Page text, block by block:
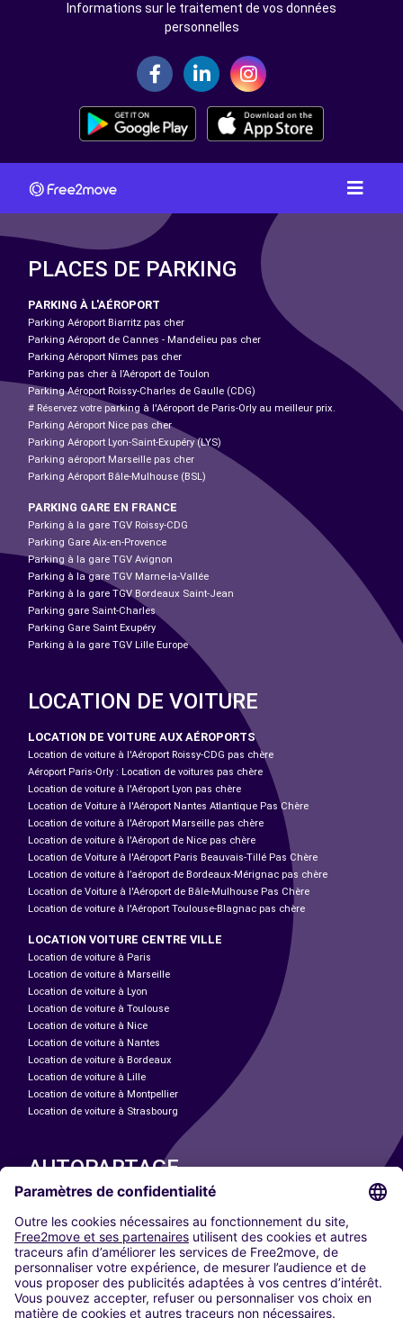
Informations sur le traitement de vos données
personnelles
PLACES DE PARKING
PARKING À L'AÉROPORT
Parking Aéroport Biarritz pas cher
Parking Aéroport de Cannes - Mandelieu pas cher
Parking Aéroport Nîmes pas cher
Parking pas cher à l’Aéroport de Toulon
Parking Aéroport Roissy-Charles de Gaulle (CDG)
# Réservez votre parking à l'Aéroport de Paris-Orly au meilleur prix.
Parking Aéroport Nice pas cher
Parking Aéroport Lyon-Saint-Exupéry (LYS)
Parking aéroport Marseille pas cher
Parking Aéroport Bâle-Mulhouse (BSL)
PARKING GARE EN FRANCE
Parking à la gare TGV Roissy-CDG
Parking Gare Aix-en-Provence
Parking à la gare TGV Avignon
Parking à la gare TGV Marne-la-Vallée
Parking à la gare TGV Bordeaux Saint-Jean
Parking gare Saint-Charles
Parking Gare Saint Exupéry
Parking à la gare TGV Lille Europe
LOCATION DE VOITURE
LOCATION DE VOITURE AUX AÉROPORTS
Location de voiture à l'Aéroport Roissy-CDG pas chère
Aéroport Paris-Orly : Location de voitures pas chère
Location de voiture à l'Aéroport Lyon pas chère
Location de Voiture à l'Aéroport Nantes Atlantique Pas Chère
Location de voiture à l'Aéroport Marseille pas chère
Location de voiture à l'Aéroport de Nice pas chère
Location de Voiture à l'Aéroport Paris Beauvais-Tillé Pas Chère
Location de voiture à l’aéroport de Bordeaux-Mérignac pas chère
Location de Voiture à l'Aéroport de Bâle-Mulhouse Pas Chère
Location de voiture à l'Aéroport Toulouse-Blagnac pas chère
LOCATION VOITURE CENTRE VILLE
Location de voiture à Paris
Location de voiture à Marseille
Location de voiture à Lyon
Location de voiture à Toulouse
Location de voiture à Nice
Location de voiture à Nantes
Location de voiture à Bordeaux
Location de voiture à Lille
Location de voiture à Montpellier
Location de voiture à Strasbourg
AUTOPARTAGE
Paris
Madrid
Washington DC
Milan
Rome
Turin